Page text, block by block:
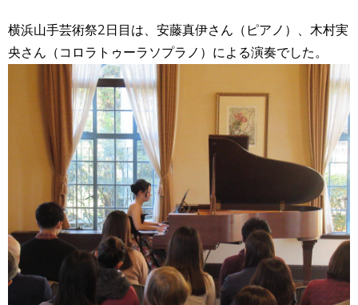
横浜山手芸術祭2日目は、安藤真伊さん（ピアノ）、木村実
央さん（コロラトゥーラソプラノ）による演奏でした。